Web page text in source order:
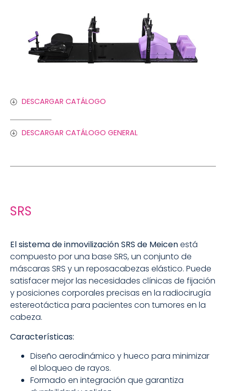
DESCARGAR CATÁLOGO
DESCARGAR CATÁLOGO GENERAL
SRS
El sistema de inmovilización SRS de Meicenestá
compuesto por una base SRS, un conjunto de
máscaras SRS y un reposacabezas elástico. Puede
satisfacer mejor las necesidades clínicas de fijación
y posiciones corporales precisas en la radiocirugía
estereotáctica para pacientes con tumores en la
cabeza.
Características:
Diseño aerodinámico y hueco para minimizar
el bloqueo de rayos.
Formado en integración que garantiza